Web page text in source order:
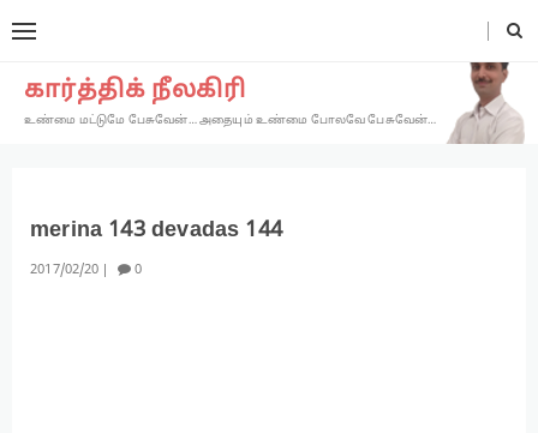
கார்த்திக் நீலகிரி
உண்மை மட்டுமே பேசுவேன்… அதையும் உண்மை போலவே பேசுவேன்…
merina 143 devadas 144
2017 02 20 0